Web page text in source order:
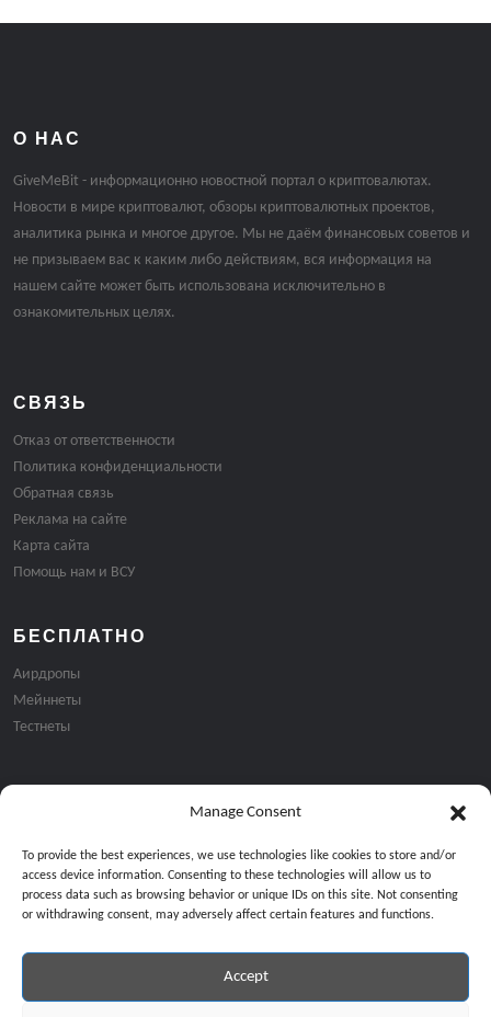
Manage Consent
To provide the best experiences, we use technologies like cookies to store and/or
access device information. Consenting to these technologies will allow us to
process data such as browsing behavior or unique IDs on this site. Not consenting
or withdrawing consent, may adversely affect certain features and functions.
Accept
О НАС
GiveMeBit - информационно новостной портал о криптовалютах.
Новости в мире криптовалют, обзоры криптовалютных проектов,
аналитика рынка и многое другое. Мы не даём финансовых советов и
не призываем вас к каким либо действиям, вся информация на
нашем сайте может быть использована исключительно в
ознакомительных целях.
СВЯЗЬ
Отказ от ответственности
Политика конфиденциальности
Обратная связь
Реклама на сайте
Карта сайта
Помощь нам и ВСУ
БЕСПЛАТНО
Аирдропы
Мейннеты
Тестнеты
Подписка на email рассылку:
Продолжая, вы соглашаетесь с нашей политикой